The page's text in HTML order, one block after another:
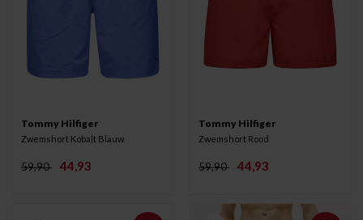
Tommy Hilfiger
Zwemshort Kobalt Blauw
59,90 44,93
Tommy Hilfiger
Zwemshort Rood
59,90 44,93